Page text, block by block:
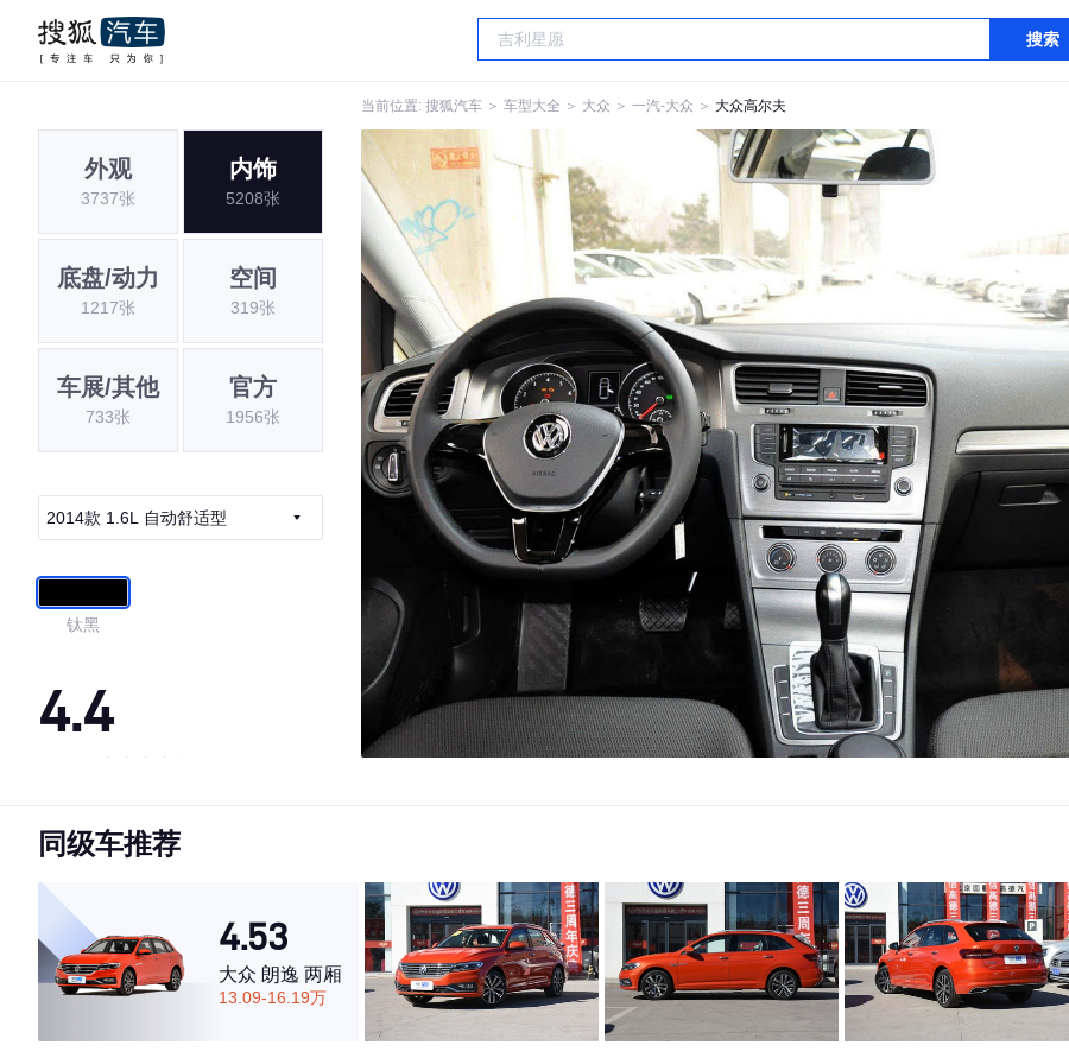
搜索
当前位置: 搜狐汽车 ＞ 车型大全 ＞ 大众 ＞ 一汽-大众 ＞ 大众高尔夫
外观
3737张
内饰
5208张
底盘/动力
1217张
空间
319张
车展/其他
733张
官方
1956张
2014款 1.6L 自动舒适型
钛黑
4.4
·内饰表现较为优秀，优于61%同级车
·空间表现一般，低于82%同级车
同级车推荐
4.53
大众 朗逸 两厢
13.09-16.19万